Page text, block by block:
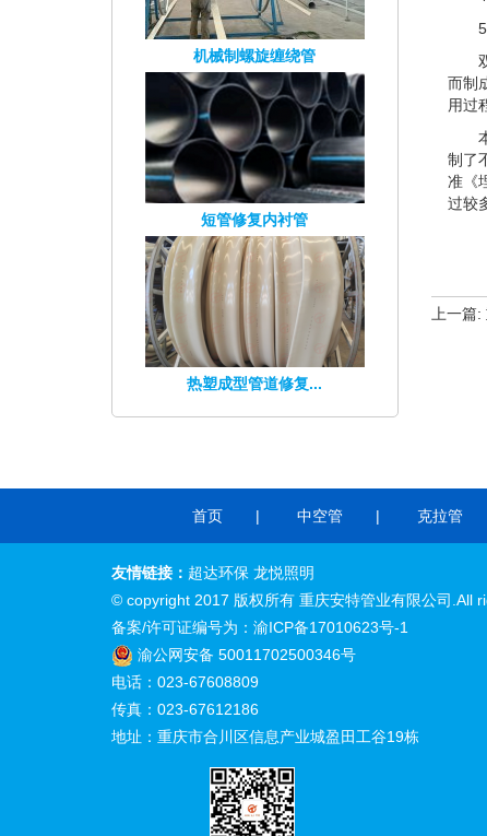
机械制螺旋缠绕管
短管修复内衬管
热塑成型管道修复...
而制
用过
制了
准《
过较
上一篇:
首页 中空管 克拉管
友情链接： 超达环保 龙悦照明
© copyright 2017 版权所有 重庆安特管业有限公司.All
备案/许可证编号为： 渝ICP备17010623号-1
渝公网安备 50011702500346号
电话：023-67608809
传真：023-67612186
地址：重庆市合川区信息产业城盈田工谷19栋